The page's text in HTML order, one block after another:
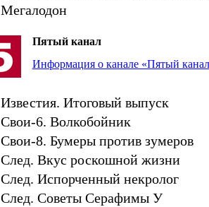
Мегалодон
Пятый канал
Информация о канале «Пятый
Известия. Итоговый выпуск
Свои-6. Волкобойник
Свои-8. Бумеры против зумеров
След. Вкус роскошной жизни
След. Испорченный некролог
След. Советы Серафимы У